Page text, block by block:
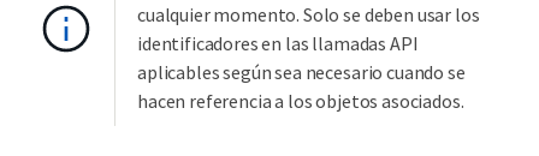
cualquier momento. Solo se deben usar los
identificadores en las llamadas API
aplicables según sea necesario cuando se
hacen referencia a los objetos asociados.